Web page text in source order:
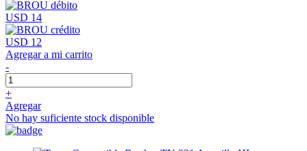
USD 14
USD 12
Agregar a mi carrito
-
+
Agregar
No hay suficiente stock disponible